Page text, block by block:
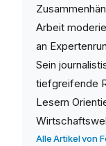
Arbeit
an
Sein
tiefgreifende
Lesern
Alle Artikel von